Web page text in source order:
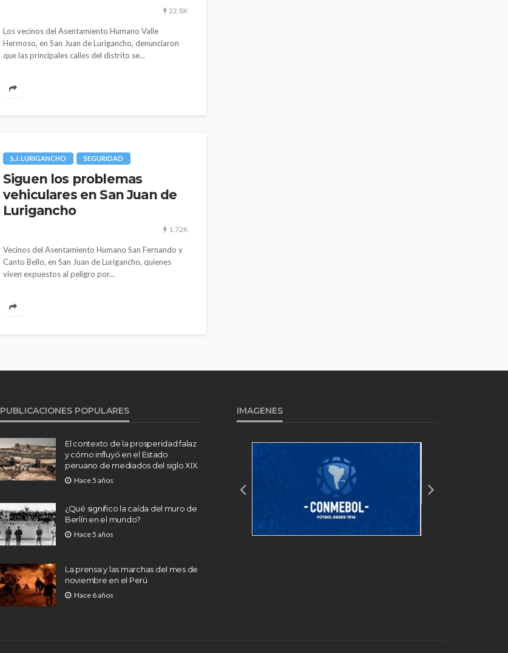
22.8K
Los vecinos del Asentamiento Humano Valle
Hermoso, en San Juan de Lurigancho, denunciaron
que las principales calles del distrito se...
S.J. LURIGANCHO SEGURIDAD
Siguen los problemas
vehiculares en San Juan de
Lurigancho
1.72K
Vecinos del Asentamiento Humano San Fernando y
Canto Bello, en San Juan de Lurigancho, quienes
viven expuestos al peligro por...
PUBLICACIONES POPULARES
El contexto de la prosperidad falaz
y cómo influyó en el Estado
peruano de mediados del siglo XIX.
Hace 5 años
¿Qué significo la caída del muro de
Berlín en el mundo?
Hace 5 años
La prensa y las marchas del mes de
noviembre en el Perú
Hace 6 años
IMAGENES